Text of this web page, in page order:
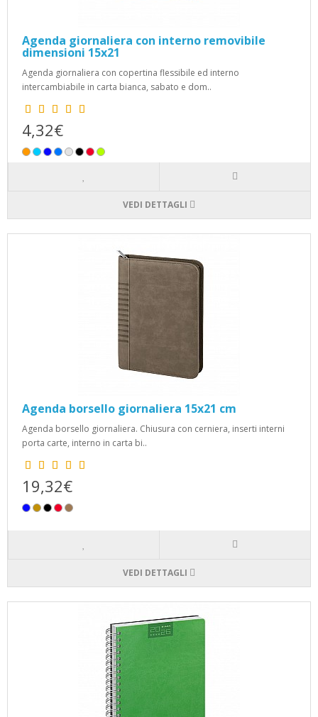
Agenda giornaliera con interno removibile
dimensioni 15x21
Agenda giornaliera con copertina flessibile ed interno
intercambiabile in carta bianca, sabato e dom..
4,32€
VEDI DETTAGLI
Agenda borsello giornaliera 15x21 cm
Agenda borsello giornaliera. Chiusura con cerniera, inserti interni
porta carte, interno in carta bi..
19,32€
VEDI DETTAGLI